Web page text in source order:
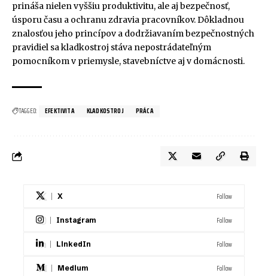
prináša nielen vyššiu produktivitu, ale aj bezpečnosť,
úsporu času a ochranu zdravia pracovníkov. Dôkladnou
znalosťou jeho princípov a dodržiavaním bezpečnostných
pravidiel sa kladkostroj stáva nepostrádateľným
pomocníkom v priemysle, stavebníctve aj v domácnosti.
TAGGED: EFEKTIVITA KLADKOSTROJ PRÁCA
X Follow
Instagram Follow
LinkedIn Follow
Medium Follow